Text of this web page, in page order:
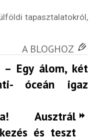
tapasztalatokról,
A BLOGHOZ
Egy álom, két
óceán igaz
Ausztrál
és teszt